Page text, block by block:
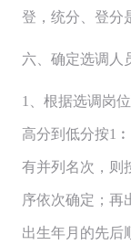
登，统分、登分
六、确定选调人
1、根据选调岗
高分到低分按
有并列名次，则
序依次确定；再
出生年月的先后